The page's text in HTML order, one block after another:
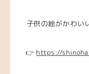
子供の絵がかわい
👉 https://